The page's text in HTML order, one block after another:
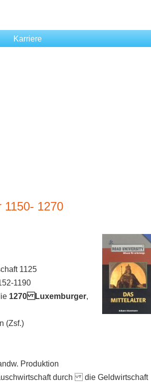
Karriere
1150- 1270
1125
1190
1270 Luxemburger,
(Zsf.)
Produktion
durch die Geldwirtschaft